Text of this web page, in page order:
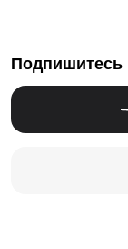
Подпишитесь